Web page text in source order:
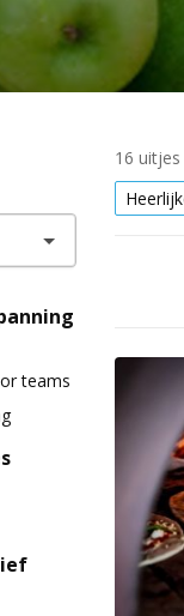
teams
16